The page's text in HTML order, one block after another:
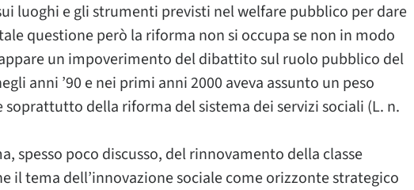
luoghi e gli strumenti previsti nel welfare pubblico per dare
questione però la riforma non si occupa se non in modo
un impoverimento del dibattito sul ruolo pubblico del
anni ’90 e nei primi anni 2000 aveva assunto un peso
della riforma del sistema dei servizi sociali (L. n.
spesso poco discusso, del rinnovamento della classe
il tema dell’innovazione sociale come orizzonte strategico